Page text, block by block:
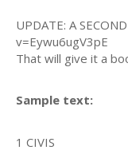
UPDATE: A
v=Eywu6ugV3pE
That will give it a
Sample text:
1 CIVIS